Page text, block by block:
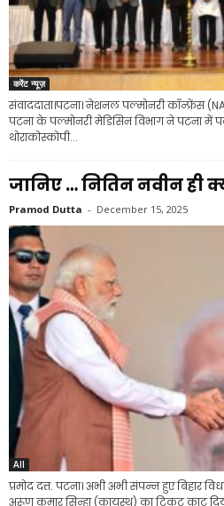
करेंट न्यूज़
संवाददाता।पटना। नेशनल पल्मोनरी कॉन्फ्रेंस
पटना के पल्मोनरी मेडिसिन विभाग ने पटना
थोराकोस्कोपी...
जानिए … नितिन नवीन ही
Pramod Dutta - December 15, 2025
All
प्रमोद दत्त. पटना। अभी अभी संपन्न हुए बिहार
अरूण कुमार सिन्हा (कायस्थ) का टिकट काट